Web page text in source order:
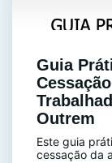
Guia
Outrem
Este guia
cessação da